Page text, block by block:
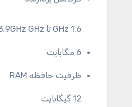
1.6 GHz تا 3.9GHz GHz
6 مگابایت
ظرفیت حافظه RAM
12 گیگابایت